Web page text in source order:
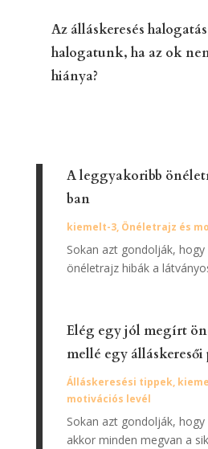
Az álláskeresés
halogatunk, ha az ok
hiánya?
A leggyakoribb
ban
kiemelt-3, Önéletrajz és
Sokan azt gondolják, hogy
önéletrajz hibák a
Elég egy jól megírt
mellé egy álláskeresői
Álláskeresési tippek,
motivációs levél
Sokan azt gondolják,
akkor minden megvan a